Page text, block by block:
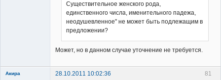
Существительное женского рода,
единственного числа, именительного падежа,
неодушевленное" не может быть подлежащим в
предложении?
Может, но в данном случае уточнение не требуется.
81
Акира 28.10.2011 10:02:36